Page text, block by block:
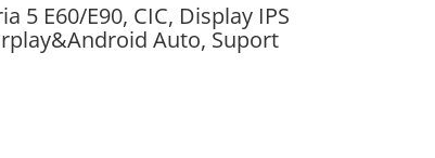
5 E60/E90, CIC, Display IPS
Auto, Suport